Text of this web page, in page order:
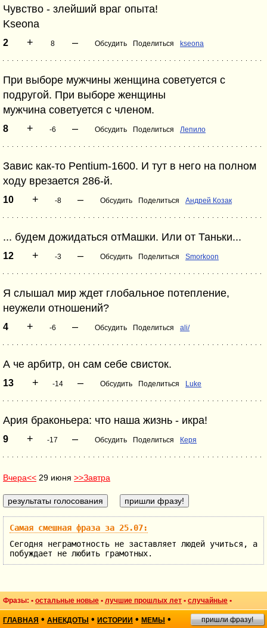
Чувство - злейший враг опыта!
Kseona
2 + 8 – Обсудить Поделиться kseona
При выборе мужчины женщина советуется с
подругой. При выборе женщины
мужчина советуется с членом.
8 + -6 – Обсудить Поделиться Лепило
Завис как-то Pentium-1600. И тут в него на полном
ходу врезается 286-й.
10 + -8 – Обсудить Поделиться Андрей Козак
... будем дожидаться отМашки. Или от Таньки...
12 + -3 – Обсудить Поделиться Smorkoon
Я слышал мир ждет глобальное потепление,
неужели отношений?
4 + -6 – Обсудить Поделиться ali/
А че арбитр, он сам себе свисток.
13 + -14 – Обсудить Поделиться Luke
Ария браконьера: что наша жизнь - икра!
9 + -17 – Обсудить Поделиться Керя
Вчера<< 29 июня >>Завтра
Самая смешная фраза за 25.07:
Сегодня неграмотность не заставляет людей учиться, а
побуждает не любить грамотных.
Фразы: • остальные новые • лучшие прошлых лет • случайные •
ГЛАВНАЯ • АНЕКДОТЫ • ИСТОРИИ • МЕМЫ • пришли фразу!